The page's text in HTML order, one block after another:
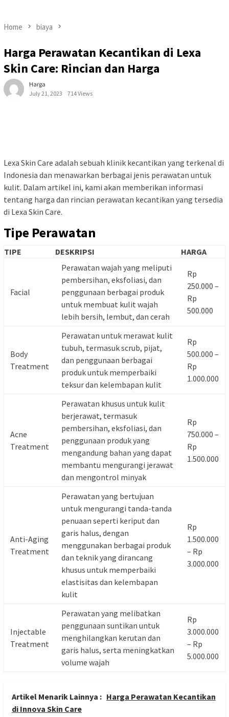
Home biaya
Harga Perawatan Kecantikan di Lexa
Skin Care: Rincian dan Harga
Harga
July 21, 2023
714 Views
Lexa Skin Care adalah sebuah klinik kecantikan yang terkenal di
Indonesia dan menawarkan berbagai jenis perawatan untuk
kulit. Dalam artikel ini, kami akan memberikan informasi
tentang harga dan rincian perawatan kecantikan yang tersedia
di Lexa Skin Care.
Tipe Perawatan
TIPE DESKRIPSI HARGA
Facial
Perawatan wajah yang meliputi
pembersihan, eksfoliasi, dan
penggunaan berbagai produk
untuk membuat kulit wajah
lebih bersih, lembut, dan cerah
Rp
250.000 –
Rp
500.000
Body
Treatment
Perawatan untuk merawat kulit
tubuh, termasuk scrub, pijat,
dan penggunaan berbagai
produk untuk memperbaiki
teksur dan kelembapan kulit
Rp
500.000 –
Rp
1.000.000
Acne
Treatment
Perawatan khusus untuk kulit
berjerawat, termasuk
pembersihan, eksfoliasi, dan
penggunaan produk yang
mengandung bahan yang dapat
membantu mengurangi jerawat
dan mengontrol minyak
Rp
750.000 –
Rp
1.500.000
Anti-Aging
Treatment
Perawatan yang bertujuan
untuk mengurangi tanda-tanda
penuaan seperti keriput dan
garis halus, dengan
menggunakan berbagai produk
dan teknik yang dirancang
khusus untuk memperbaiki
elastisitas dan kelembapan
kulit
Rp
1.500.000
– Rp
3.000.000
Injectable
Treatment
Perawatan yang melibatkan
penggunaan suntikan untuk
menghilangkan kerutan dan
garis halus, serta meningkatkan
volume wajah
Rp
3.000.000
– Rp
5.000.000
Artikel Menarik Lainnya : Harga Perawatan Kecantikan
di Innova Skin Care